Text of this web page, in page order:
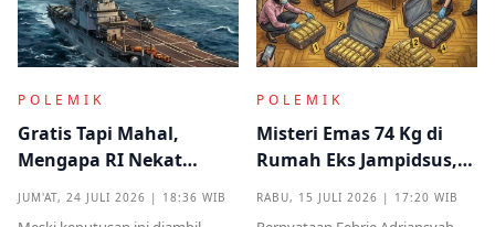
demokrasi
POLEMIK
Gratis Tapi Mahal,
Mengapa RI Nekat
Induk Tua Italia?
JUM'AT, 24 JULI 2026 | 18:36 WIB
POLEMIK
Misteri Emas 74 Kg di
Rumah Eks Jampidsus,
RABU, 15 JULI 2026 | 17:20 WIB